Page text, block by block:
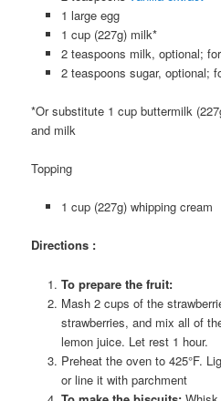
1 large egg
1 cup (227g) milk*
2 teaspoons milk, optional;
2 teaspoons sugar, optional;
*Or substitute 1 cup buttermilk
and milk
Topping
1 cup (227g) whipping cream
Directions :
To prepare the fruit:
Mash 2 cups of the
strawberries, and mix all of
lemon juice. Let rest 1 hour.
Preheat the oven to 425°F.
or line it with parchment